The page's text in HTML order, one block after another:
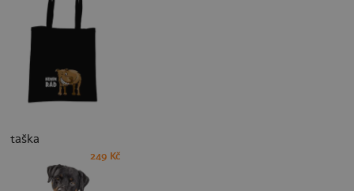
taška
249 Kč